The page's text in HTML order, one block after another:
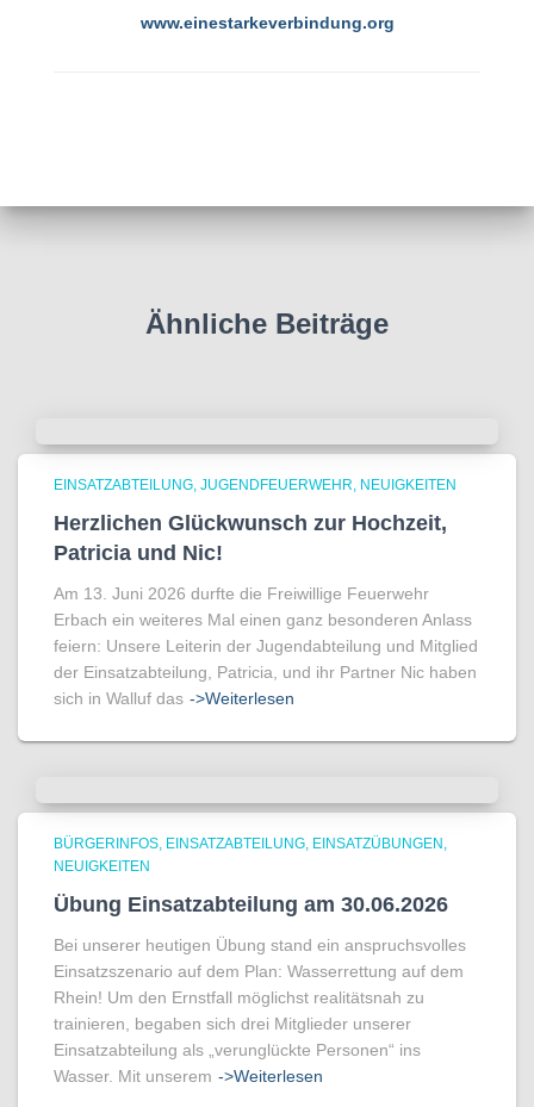
www.einestarkeverbindung.org
Ähnliche Beiträge
EINSATZABTEILUNG JUGENDFEUERWEHR NEUIGKEITEN
Herzlichen Glückwunsch zur Hochzeit,
Patricia und Nic!
Am 13. Juni 2026 durfte die Freiwillige Feuerwehr
Erbach ein weiteres Mal einen ganz besonderen Anlass
feiern: Unsere Leiterin der Jugendabteilung und Mitglied
der Einsatzabteilung, Patricia, und ihr Partner Nic haben
sich in Walluf das ->Weiterlesen
BÜRGERINFOS EINSATZABTEILUNG EINSATZÜBUNGEN
NEUIGKEITEN
Übung Einsatzabteilung am 30.06.2026
Bei unserer heutigen Übung stand ein anspruchsvolles
Einsatzszenario auf dem Plan: Wasserrettung auf dem
Rhein! Um den Ernstfall möglichst realitätsnah zu
trainieren, begaben sich drei Mitglieder unserer
Einsatzabteilung als „verunglückte Personen“ ins
Wasser. Mit unserem ->Weiterlesen